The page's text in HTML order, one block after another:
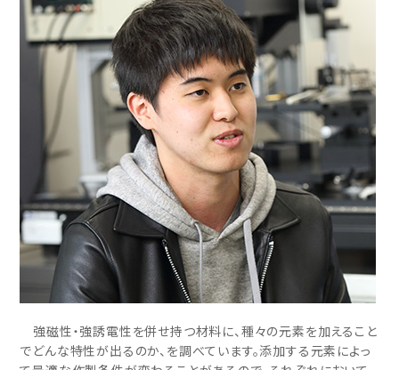
強磁性・強誘電性を併せ持つ材料に、種々の元素を加えること
でどんな特性が出るのか、を調べています。添加する元素によっ